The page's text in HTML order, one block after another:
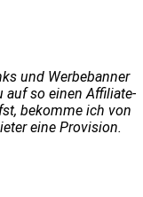
und Werbebanner
auf so einen Affiliate-
bekomme ich von
eine Provision.